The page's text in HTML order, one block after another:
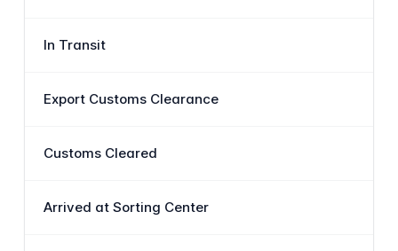
In Transit
Export Customs Clearance
Customs Cleared
Arrived at Sorting Center